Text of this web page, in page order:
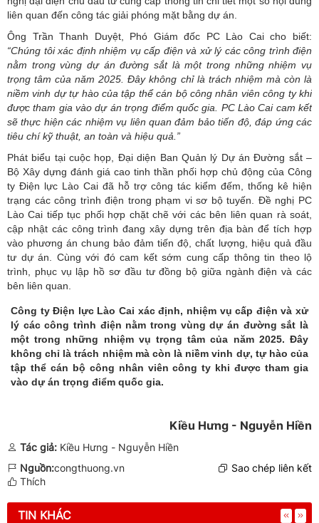
liên quan đến công tác giải phóng mặt bằng dự án.
Ông Trần Thanh Duyệt, Phó Giám đốc PC Lào Cai cho biết:
“Chúng tôi xác định nhiệm vụ cấp điện và xử lý các công trình điện
nằm trong vùng dự án đường sắt là một trong những nhiệm vụ
trọng tâm của năm 2025. Đây không chỉ là trách nhiệm mà còn là
niềm vinh dự tự hào của tập thể cán bộ công nhân viên công ty khi
được tham gia vào dự án trọng điểm quốc gia. PC Lào Cai cam kết
sẽ thực hiện các nhiệm vụ liên quan đảm bảo tiến độ, đáp ứng các
tiêu chí kỹ thuật, an toàn và hiệu quả.”
Phát biểu tại cuộc họp, Đại diện Ban Quản lý Dự án Đường sắt –
Bộ Xây dựng đánh giá cao tinh thần phối hợp chủ động của Công
ty Điện lực Lào Cai đã hỗ trợ công tác kiểm đếm, thống kê hiện
trạng các công trình điện trong phạm vi sơ bộ tuyến. Đề nghị PC
Lào Cai tiếp tục phối hợp chặt chẽ với các bên liên quan rà soát,
cập nhật các công trình đang xây dựng trên địa bàn để tích hợp
vào phương án chung bảo đảm tiến độ, chất lượng, hiệu quả đầu
tư dự án. Cùng với đó cam kết sớm cung cấp thông tin theo lộ
trình, phục vụ lập hồ sơ đầu tư đồng bộ giữa ngành điện và các
bên liên quan.
Công ty Điện lực Lào Cai xác định, nhiệm vụ cấp điện và xử
lý các công trình điện nằm trong vùng dự án đường sắt là
một trong những nhiệm vụ trọng tâm của năm 2025. Đây
không chỉ là trách nhiệm mà còn là niềm vinh dự, tự hào của
tập thể cán bộ công nhân viên công ty khi được tham gia
vào dự án trọng điểm quốc gia.
Kiều Hưng - Nguyễn Hiền
Tác giả: Kiều Hưng - Nguyễn Hiền
Nguồn:congthuong.vn
Sao chép liên kết
Thích
TIN KHÁC